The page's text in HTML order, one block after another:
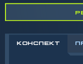
КОНСПЕКТ